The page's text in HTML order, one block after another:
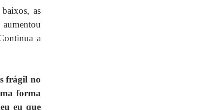
as
a
frágil no
forma
eu que